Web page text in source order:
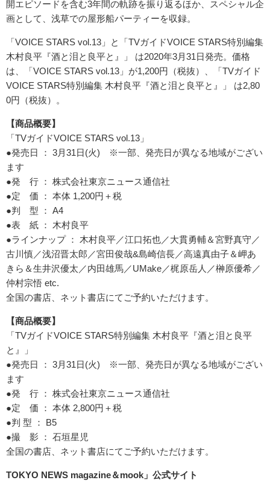
開エピソードを含む3年間の軌跡を振り返るほか、スペシャル企
画として、浅草での屋形船パーティーを収録。
「VOICE STARS vol.13」と「TVガイドVOICE STARS特別編集
木村良平『酒と泪と良平と』」 は2020年3月31日発売。価格
は、「VOICE STARS vol.13」が1,200円（税抜）、「TVガイド
VOICE STARS特別編集 木村良平『酒と泪と良平と』」 は2,80
0円（税抜）。
【商品概要】
「TVガイドVOICE STARS vol.13」
●発売日 ： 3月31日(火) ※一部、発売日が異なる地域がござい
ます
●発 行 ： 株式会社東京ニュース通信社
●定 価 ： 本体 1,200円＋税
●判 型 ： A4
●表 紙 ： 木村良平
●ラインナップ ： 木村良平／江口拓也／大貫勇輔＆宮野真守／
古川慎／浅沼晋太郎／宮田俊哉&島崎信長／高遠真由子＆岬あ
きら＆生井沢優太／内田雄馬／UMake／梶原岳人／榊原優希／
仲村宗悟 etc.
全国の書店、ネット書店にてご予約いただけます。
【商品概要】
「TVガイドVOICE STARS特別編集 木村良平『酒と泪と良平
と』」
●発売日 ： 3月31日(火) ※一部、発売日が異なる地域がござい
ます
●発 行 ： 株式会社東京ニュース通信社
●定 価 ： 本体 2,800円＋税
●判 型 ： B5
●撮 影 ： 石垣星児
全国の書店、ネット書店にてご予約いただけます。
TOKYO NEWS magazine＆mook」公式サイト